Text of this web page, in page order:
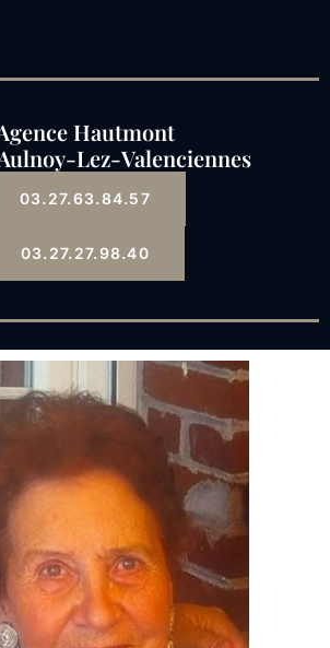
Hautmont
Lez-Valenciennes
03.27.63.84.57
03.27.27.98.40